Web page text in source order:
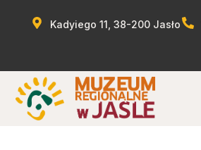
Kadyiego 11, 38-200 Jasło